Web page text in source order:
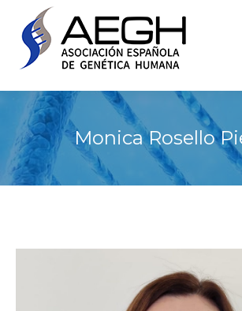
Monica Rosello